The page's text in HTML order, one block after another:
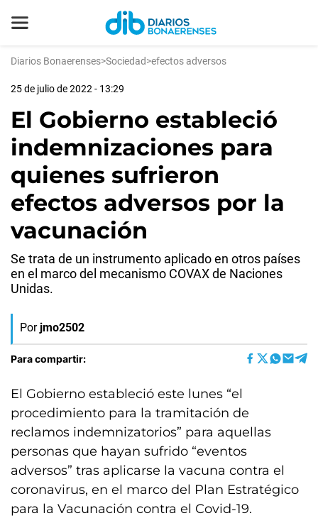
Diarios Bonaerenses>Sociedad>efectos adversos
25 de julio de 2022 - 13:29
El Gobierno estableció
indemnizaciones para
quienes sufrieron
efectos adversos por la
vacunación
Se trata de un instrumento aplicado en otros países
en el marco del mecanismo COVAX de Naciones
Unidas.
Por jmo2502
Para compartir:
El Gobierno estableció este lunes “el
procedimiento para la tramitación de
reclamos indemnizatorios” para aquellas
personas que hayan sufrido “eventos
adversos” tras aplicarse la vacuna contra el
coronavirus, en el marco del Plan Estratégico
para la Vacunación contra el Covid-19.